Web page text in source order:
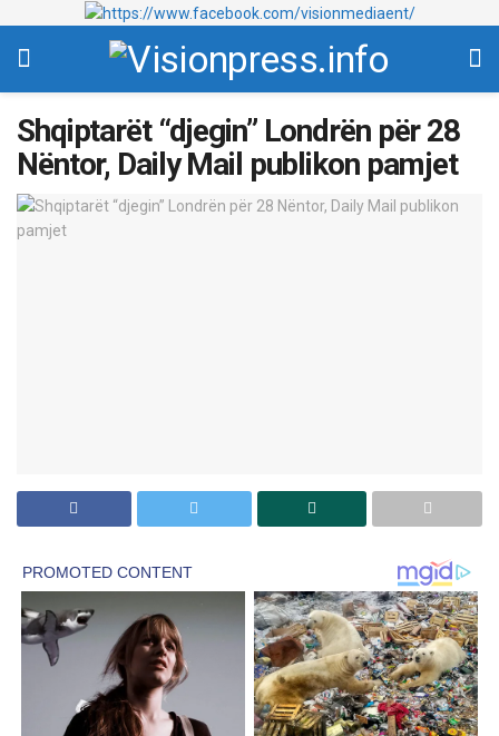
Shqiptarët “djegin” Londrën për 28
Nëntor, Daily Mail publikon pamjet